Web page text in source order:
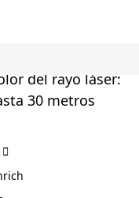
del rayo láser:
30 metros